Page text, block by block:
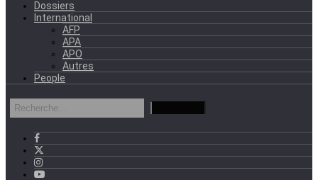
Dossiers
International
AFP
APA
APO
Autres
People